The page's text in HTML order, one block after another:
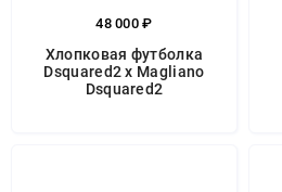
48 000 ₽
Хлопковая футболка
Dsquared2 x Magliano
Dsquared2